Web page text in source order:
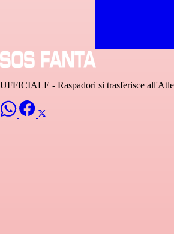
UFFICIALE - Raspadori si trasferisce